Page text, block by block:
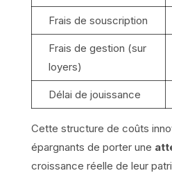
Frais de souscription
Frais de gestion (sur
loyers)
Délai de jouissance
Cette structure de coûts
épargnants de porter une
croissance réelle de leur